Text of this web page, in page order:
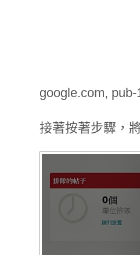
google.com,
接著按著步驟，